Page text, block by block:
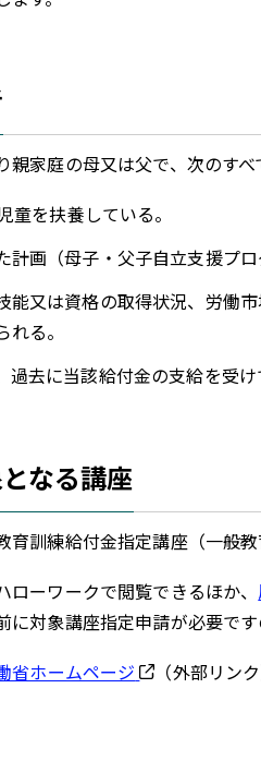
親家庭の母又は父で、次のす
童を扶養している。
計画（母子・父子自立支援プ
能又は資格の取得状況、労働
る。
過去に当該給付金の支給を受け
なる講座
育訓練給付金指定講座（一般
ーワークで閲覧できるほか、
対象講座指定申請が必要で
省ホームページ （外部リン